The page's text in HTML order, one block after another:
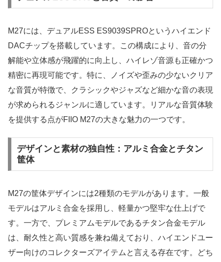
M27には、デュアルESS ES9039SPROというハイエンド
DACチップを搭載しています。この構成により、音の分
解能や立体感が飛躍的に向上し、ハイレゾ音源も正確かつ
精密に再現可能です。特に、ノイズや歪みの少ないクリア
な音質が特徴で、クラシックやジャズなど細かな音の表現
が求められるジャンルに適しています。リアルな音質体験
を提供する点がFIIO M27の大きな魅力の一つです。
デザインと素材の独自性：アルミ合金とチタン
筐体
M27の筐体デザインには2種類のモデルがあります。一般
モデルはアルミ合金を採用し、軽量かつ堅牢な仕上げで
す。一方で、プレミアムモデルであるチタン合金モデル
は、耐久性と高い質感を兼ね備えており、ハイエンドユー
ザー向けのコレクターズアイテムと言える存在です。どち